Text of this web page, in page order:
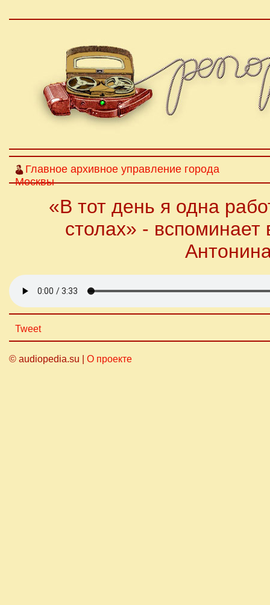
Главное архивное управление города
Москвы
«В тот день я одна
столах» -
Tweet
© audiopedia.su | О проекте